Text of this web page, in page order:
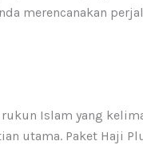
merencanakan
Islam yang
utama. Paket Haji